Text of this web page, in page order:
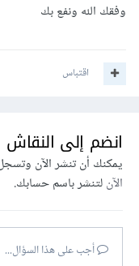
وفقك الله ونفع بك
اقتباس
انضم إلى النقاش
يمكنك أن تنشر الآن
الآنلتنشر باسم حسابك.
أجب على هذا السؤال...